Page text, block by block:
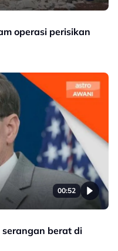
operasi perisikan
00:52
berat di